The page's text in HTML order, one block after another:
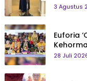
dari
3 Agustus
Euforia
28 Juli